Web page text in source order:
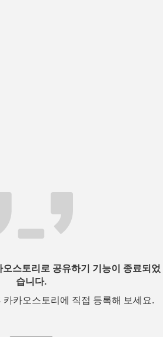
스토리로 공유하기 기능이 종료되었
습니다.
카오스토리에 직접 등록해 보세요.